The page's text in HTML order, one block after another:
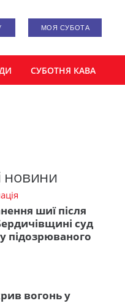
МОЯ СУБОТА
СУБОТНЯ КАВА
новини
шиї після
суд
підозрюваного
вогонь у